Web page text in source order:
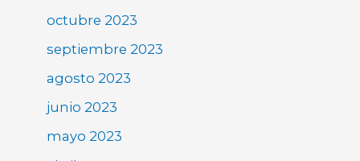
octubre 2023
septiembre 2023
agosto 2023
junio 2023
mayo 2023